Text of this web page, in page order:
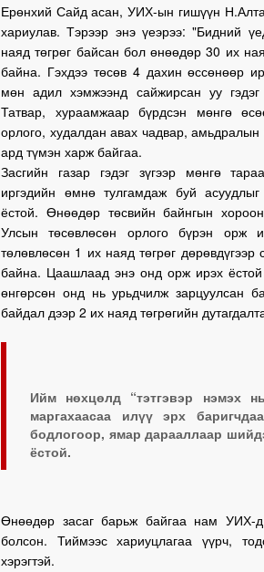
Ерөнхий Сайд асан, УИХ-ын гишүүн
хариулав. Тэрээр энэ үеэрээ: "Бидний
наяд төгрөг байсан бол өнөөдөр 30 их
байна. Гэхдээ төсөв 4 дахин өссөнөөр
мөн адил хэмжээнд сайжирсан уу
Татвар, хураамжаар бүрдсэн мөнгө
орлого, худалдан авах чадвар, амьдралын
ард түмэн харж байгаа.
Засгийн газар гэдэг зүгээр мөнгө
иргэдийн өмнө тулгамдаж буй
ёстой. Өнөөдөр төсвийн байнгын
Улсын төсөвлөсөн орлого бүрэн орж
төлөвлөсөн 1 их наяд төгрөг
байна. Цаашлаад энэ онд орж ирэх ёстой
өнгөрсөн онд нь урьдчилж зарцуулсан
байдал дээр 2 их наяд төгрөгийн
Ийм нөхцөлд “тэтгэвэр нэмэх
маргахаасаа илүү эрх
бодлогоор, ямар дарааллаар
ёстой.
Өнөөдөр засаг барьж байгаа нам УИХ-
болсон. Тиймээс хариуцлагаа үүрч,
хэрэгтэй.